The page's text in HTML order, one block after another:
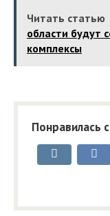
Читать статью
области будут
комплексы
Понравилась